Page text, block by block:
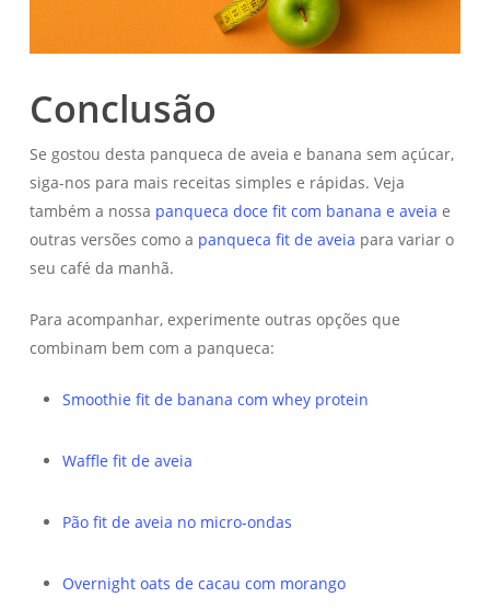
Conclusão
Se gostou desta panqueca de aveia e banana sem açúcar,
siga-nos para mais receitas simples e rápidas. Veja
também a nossa panqueca doce fit com banana e aveia e
outras versões como a panqueca fit de aveia para variar o
seu café da manhã.
Para acompanhar, experimente outras opções que
combinam bem com a panqueca:
Smoothie fit de banana com whey protein
Waffle fit de aveia
Pão fit de aveia no micro-ondas
Overnight oats de cacau com morango